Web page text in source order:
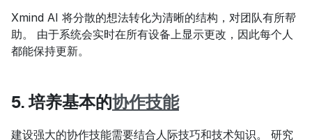
Xmind AI 将分散的想法转化为清晰的结构，对团队有所帮
助。 由于系统会实时在所有设备上显示更改，因此每个人
都能保持更新。
5. 培养基本的协作技能
建设强大的协作技能需要结合人际技巧和技术知识。 研究